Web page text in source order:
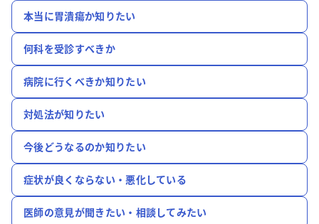
本当に胃潰瘍か知りたい
何科を受診すべきか
病院に行くべきか知りたい
対処法が知りたい
今後どうなるのか知りたい
症状が良くならない・悪化している
医師の意見が聞きたい・相談してみたい